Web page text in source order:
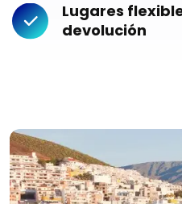
Lugares
devolución